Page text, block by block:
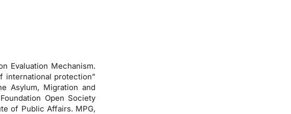
Evaluation Mechanism.
international protection”
Asylum, Migration and
Open Society
of Public Affairs. MPG,